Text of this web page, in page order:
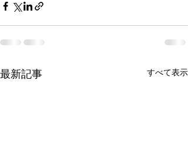
最新記事 すべて表示